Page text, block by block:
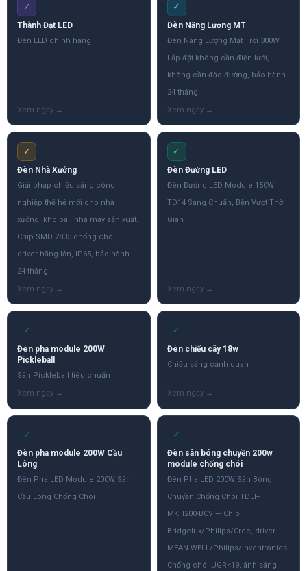
✓
Thành Đạt LED
Đèn LED chính hãng
✓
Đèn Năng Lượng MT
Đèn Năng Lượng Mặt Trời 300W
Lắp đặt không cần điện lưới,
không cần đào đường, bảo hành
24 tháng.
✓
Đèn Nhà Xưởng
Giải pháp chiếu sáng công
nghiệp thế hệ mới cho nhà
xưởng, kho bãi, nhà máy sản xuất.
Chip SMD 2835 chống chói,
driver hãng lớn, IP65, bảo hành
24 tháng.
✓
Đèn Đường LED
Đèn Đường LED Module 150W
TD14 Sáng Chuẩn, Bền Vượt Thời
Gian
✓
Đèn pha module 200W
Pickleball
Sân Pickleball tiêu chuẩn
✓
Đèn chiếu cây 18w
Chiếu sáng cảnh quan
✓
Đèn pha module 200W Cầu
Lông
Đèn Pha LED Module 200W Sân
Cầu Lông Chống Chói
✓
Đèn sân bóng chuyền 200w
module chống chói
Đèn Pha LED 200W Sân Bóng
Chuyền Chống Chói TDLF-
MKH200-BCV — Chip
Bridgelux/Philips/Cree, driver
MEAN WELL/Philips/Inventronics.
Chống chói UGR<19, ánh sáng